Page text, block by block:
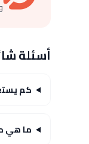
أسئلة
كم
ما هي